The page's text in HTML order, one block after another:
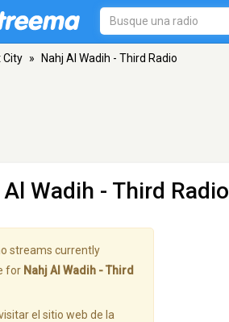
City » Nahj Al Wadih - Third Radio
Wadih - Third Radio
streams currently
for Nahj Al Wadih - Third
el sitio web de la